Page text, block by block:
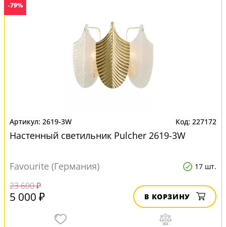
-79%
2619-3W 227172
Настенный светильник Pulcher 2619-3W
Favourite (Германия) 17 шт.
23 600 ₽
5 000 ₽ В КОРЗИНУ